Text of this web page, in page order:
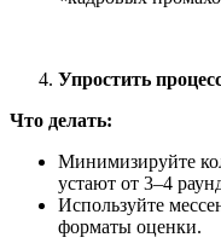
Упростить
Что делать:
Минимизируйте
устают от 3–4
Используйте
форматы оценки.